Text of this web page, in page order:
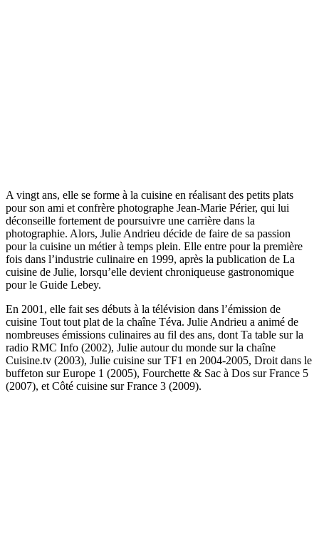
A vingt ans, elle se forme à la cuisine en réalisant des petits plats
pour son ami et confrère photographe Jean-Marie Périer, qui lui
déconseille fortement de poursuivre une carrière dans la
photographie. Alors, Julie Andrieu décide de faire de sa passion
pour la cuisine un métier à temps plein. Elle entre pour la première
fois dans l’industrie culinaire en 1999, après la publication de La
cuisine de Julie, lorsqu’elle devient chroniqueuse gastronomique
pour le Guide Lebey.
En 2001, elle fait ses débuts à la télévision dans l’émission de
cuisine Tout tout plat de la chaîne Téva. Julie Andrieu a animé de
nombreuses émissions culinaires au fil des ans, dont Ta table sur la
radio RMC Info (2002), Julie autour du monde sur la chaîne
Cuisine.tv (2003), Julie cuisine sur TF1 en 2004-2005, Droit dans le
buffeton sur Europe 1 (2005), Fourchette & Sac à Dos sur France 5
(2007), et Côté cuisine sur France 3 (2009).